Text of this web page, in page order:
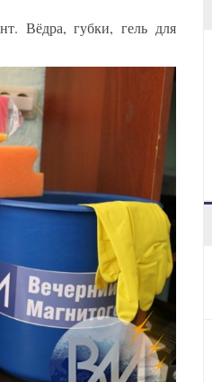
Вёдра, губки, гель для